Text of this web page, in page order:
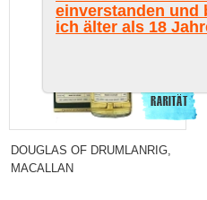
DOUGLAS OF DRUMLANRIG,
MACALLAN
einverstanden und
ich älter als 18